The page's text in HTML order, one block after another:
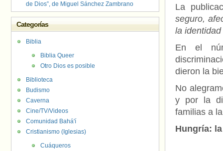
La
seguro,
la
En el
dieron la
No
y por la
familias a
Hungría:
de Dios”, de Miguel Sánchez Zambrano
Categorías
Biblia
Biblia Queer
Otro Dios es posible
Biblioteca
Budismo
Caverna
Cine/TV/Videos
Comunidad Bahá'í
Cristianismo (Iglesias)
Cuáqueros